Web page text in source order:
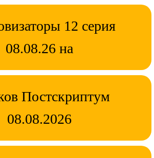
12 серия
08.08.26 на
Постскриптум
08.08.2026